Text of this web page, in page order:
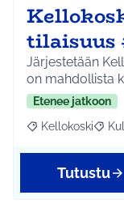
tilaisuus
Järjestetään
on mahdollista
Etenee jatkoon
Rajaa tulokset
Kellokoski
Tutustu